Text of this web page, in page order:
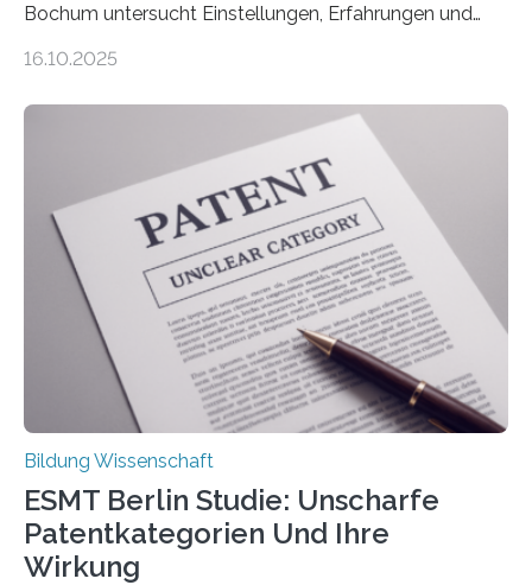
Bochum untersucht Einstellungen, Erfahrungen und
gehören zu den häufigsten gesundheitlichen
Rückenschmerzen denken und welche Erfahrungen sie
damit gemacht haben, kann entscheidend
beeinflussen, wie Schmerzen verlaufen und welche
Therapien wirken. Diese individuellen Überzeugungen
stehen im Mittelpunkt einer aktuellen Studie der
Hochschule Bochum. Im Rahmen des
Promotionsprojekts „BACKCamPAIN“ führt die
Doktorandin Deborah Jost (Hochschule Bochum,
Promotionskolleg NRW) derzeit eine Online-Umfrage
durch. Ziel ist es, herauszufinden,…
16.10.2025
Bildung Wissenschaft
ESMT Berlin Studie: Unscharfe
Patentkategorien Und Ihre
Wirkung